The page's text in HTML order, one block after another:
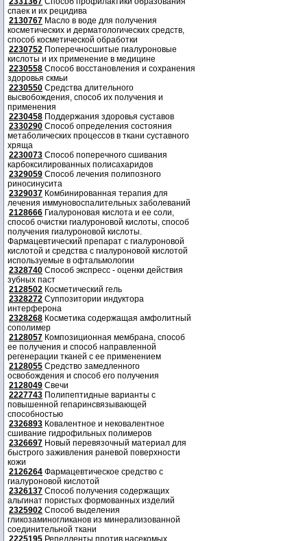
спаек и их рецидива
2130767 Масло в воде для получения
косметических и дерматологических средств,
способ косметической обработки
2230752 Поперечносшитые гиалуроновые
кислоты и их применение в медицине
2230558 Способ восстановления и сохранения
здоровья скмьи
2230550 Средства длительного
высвобождения, способ их получения и
применения
2230458 Поддержания здоровья суставов
2330290 Способ определения состояния
метаболических процессов в ткани суставного
хряща
2230073 Способ поперечного сшивания
карбоксилированных полисахаридов
2329059 Способ лечения полипозного
риносинусита
2329037 Комбинированная терапия для
лечения иммуновоспалительных заболеваний
2128666 Гиалуроновая кислота и ее соли,
способ очистки гиалуроновой кислоты, способ
получения гиалуроновой кислоты.
Фармацевтический препарат с гиалуроновой
кислотой и средства с гиалуроновой кислотой
используемые в офтальмологии
2328740 Способ экспресс - оценки действия
зубных паст
2128502 Косметический гель
2328272 Суппозитории индуктора
интерферона
2328268 Косметика содержащая амфолитный
сополимер
2128057 Композиционная мембрана, способ
ее получения и способ направленной
регенерации тканей с ее применением
2128055 Средство замедленного
освобождения и способ его получения
2128049 Свечи
2227743 Полипептидные варианты с
повышенной гепаринсвязывающей
способностью
2326893 Ковалентное и нековалентное
сшивание гидрофильных полимеров
2326697 Новый перевязочный материал для
быстрого заживления раневой поверхности
кожи
2126264 Фармацевтическое средство с
гиалуроновой кислотой
2326137 Способ получения содержащих
альгинат пористых формованных изделий
2325902 Способ выделения
гликозаминогликанов из минерализованной
соединительной ткани
2225195 Репелленты против насекомых